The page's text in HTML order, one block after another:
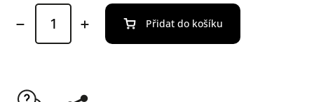
Přidat do košíku